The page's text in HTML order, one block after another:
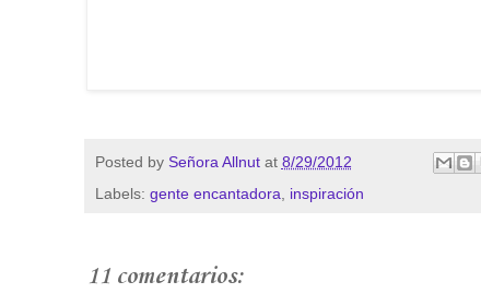
Posted by Señora Allnut at 8/29/2012
Labels: gente encantadora inspiración
11 comentarios: